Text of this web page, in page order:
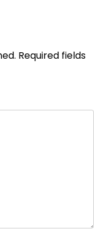
Required fields